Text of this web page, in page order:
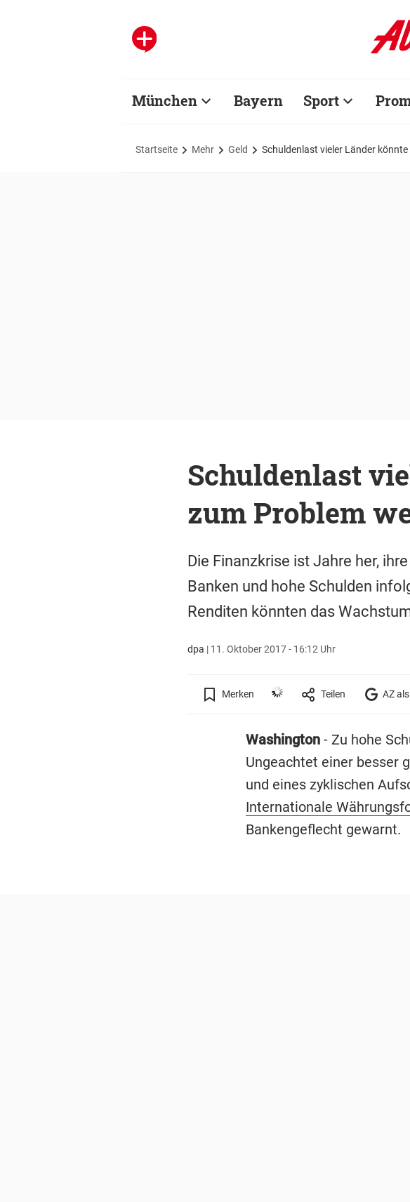
München Bayern Sport
Startseite Mehr Geld Schuldenlast vieler Länder
Schuldenlast
zum Problem
Die Finanzkrise ist Jahre her,
Banken und hohe Schulden
Renditen könnten das
dpa | 11. Oktober 2017 - 16:12 Uhr
Merken Teilen AZ
Washington - Zu hohe
Ungeachtet einer besser
und eines zyklischen
Internationale
Bankengeflecht gewarnt.